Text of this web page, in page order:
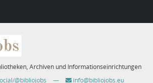
Archiven und Informationseinrichtungen
@bibliojobs
— info@bibliojobs.eu